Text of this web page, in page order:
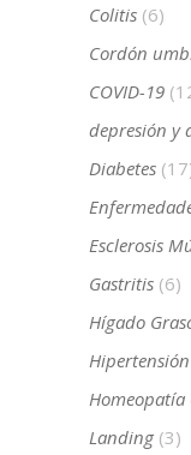
Colitis (6)
Cordón
COVID-19
depresión y
Diabetes
Esclerosis
Gastritis (6)
Hígado
Homeopatía
Landing (3)